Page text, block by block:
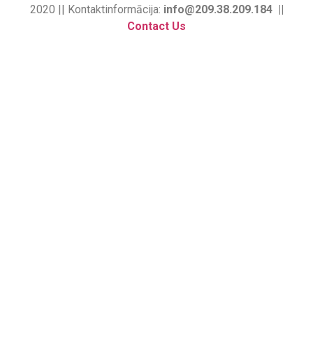
2020 || Kontaktinformācija: info@209.38.209.184 ||
Contact Us